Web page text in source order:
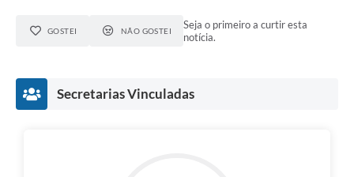
GOSTEI NÃO GOSTEI
Seja o primeiro a curtir esta
notícia.
Secretarias Vinculadas